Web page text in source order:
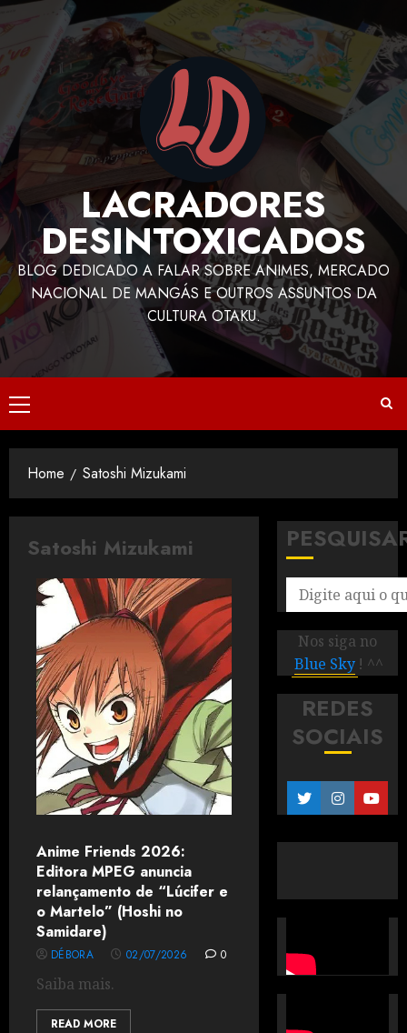
LACRADORES
DESINTOXICADOS
BLOG DEDICADO A FALAR SOBRE ANIMES, MERCADO
NACIONAL DE MANGÁS E OUTROS ASSUNTOS DA
CULTURA OTAKU.
Home Satoshi Mizukami
Satoshi Mizukami
Anime Friends 2026:
Editora MPEG anuncia
relançamento de “Lúcifer e
o Martelo” (Hoshi no
Samidare)
DÉBORA 02/07/2026 0
Saiba mais.
READ MORE
Nos siga no
Blue Sky ! ^^
REDES
SOCIAIS